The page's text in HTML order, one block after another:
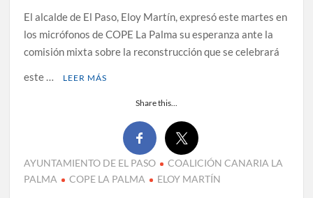
El alcalde de El Paso, Eloy Martín, expresó este martes en
los micrófonos de COPE La Palma su esperanza ante la
comisión mixta sobre la reconstrucción que se celebrará
este …
LEER MÁS
Share this...
AYUNTAMIENTO DE EL PASO
COALICIÓN CANARIA LA
PALMA
COPE LA PALMA ELOY MARTÍN